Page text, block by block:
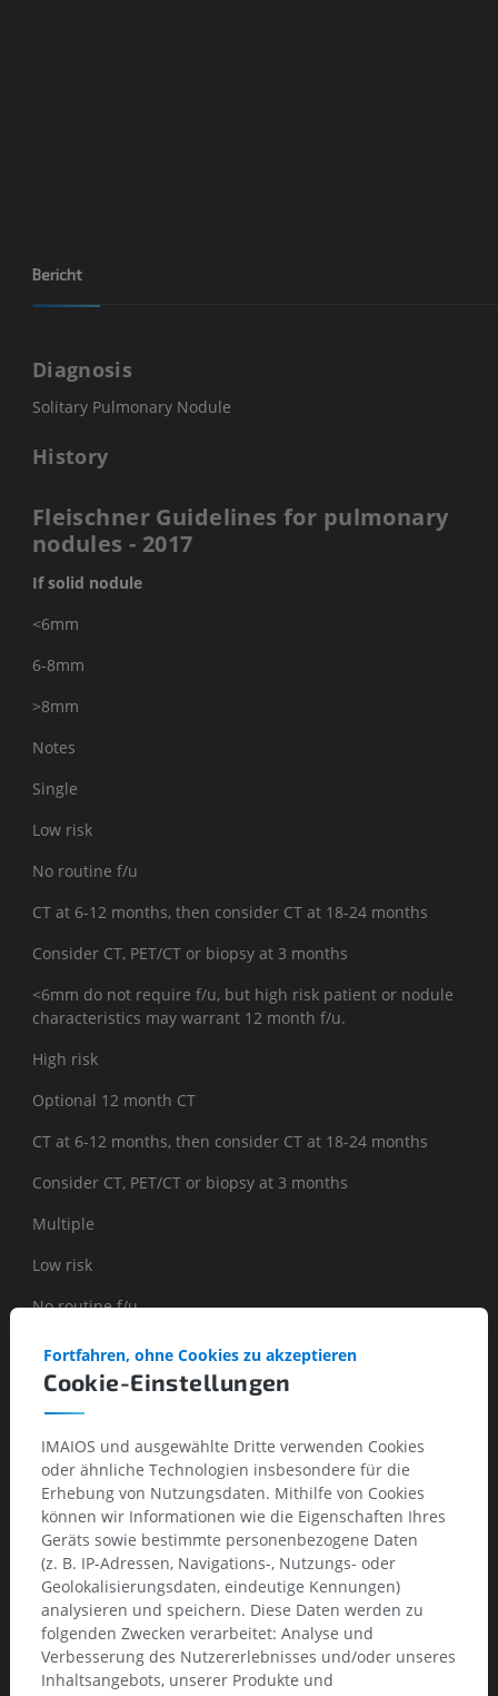
Bericht
Diagnosis
Solitary Pulmonary Nodule
History
Fleischner Guidelines for pulmonary
nodules - 2017
If solid nodule
<6mm
6-8mm
>8mm
Notes
Single
Low risk
No routine f/u
CT at 6-12 months, then consider CT at 18-24 months
Consider CT, PET/CT or biopsy at 3 months
<6mm do not require f/u, but high risk patient or nodule
characteristics may warrant 12 month f/u.
High risk
Optional 12 month CT
CT at 6-12 months, then consider CT at 18-24 months
Consider CT, PET/CT or biopsy at 3 months
Multiple
Low risk
No routine f/u
CT at 3-6 months, then consider CT at 18-24 months
Use most suspicious nodule to guide management
Optional 12 month CT
CT at 3-6 months, then at 18-24 months
If partsolid (subsolid or groundglass) nodule
Sub-solid nodule
Cookie-Einstellungen
Fortfahren, ohne Cookies zu akzeptieren
IMAIOS und ausgewählte Dritte verwenden Cookies
oder ähnliche Technologien insbesondere für die
Erhebung von Nutzungsdaten. Mithilfe von Cookies
können wir Informationen wie die Eigenschaften Ihres
Geräts sowie bestimmte personenbezogene Daten
(z. B. IP-Adressen, Navigations-, Nutzungs- oder
Geolokalisierungsdaten, eindeutige Kennungen)
analysieren und speichern. Diese Daten werden zu
folgenden Zwecken verarbeitet: Analyse und
Verbesserung des Nutzererlebnisses und/oder unseres
Inhaltsangebots, unserer Produkte und